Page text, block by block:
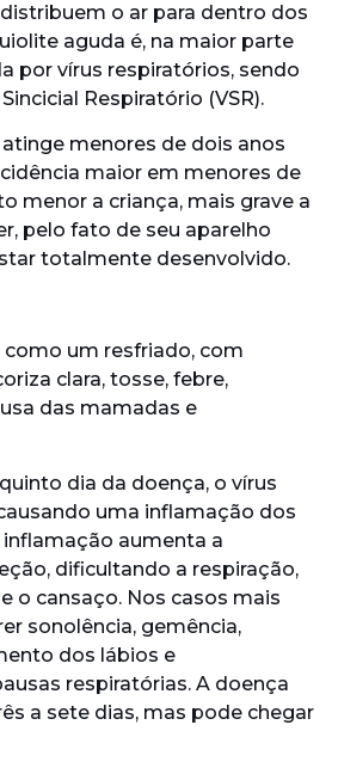
o ar para dentro dos
aguda é, na maior parte
por vírus respiratórios, sendo
Respiratório (VSR).
menores de dois anos
maior em menores de
menor a criança, mais grave a
pelo fato de seu aparelho
totalmente desenvolvido.
como um resfriado, com
clara, tosse, febre,
das mamadas e
dia da doença, o vírus
uma inflamação dos
aumenta a
dificultando a respiração,
o cansaço. Nos casos mais
sonolência, gemência,
dos lábios e
respiratórias. A doença
a sete dias, mas pode chegar